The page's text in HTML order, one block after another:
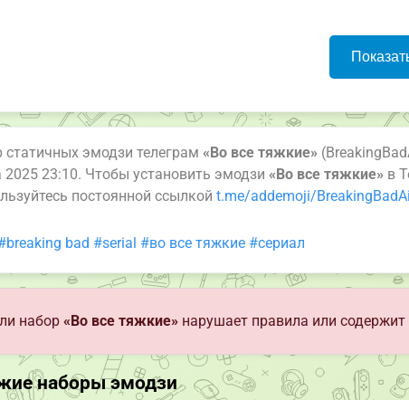
статичных эмодзи телеграм «Во все тяжкие»
2025 23:10. Чтобы установить эмодзи «Во все тяжкие» в
постоянной ссылкой t.me/addemoji/
bad #serial #во все тяжкие #сериал
набор«Во все тяжкие» нарушает правила или
наборы эмодзи